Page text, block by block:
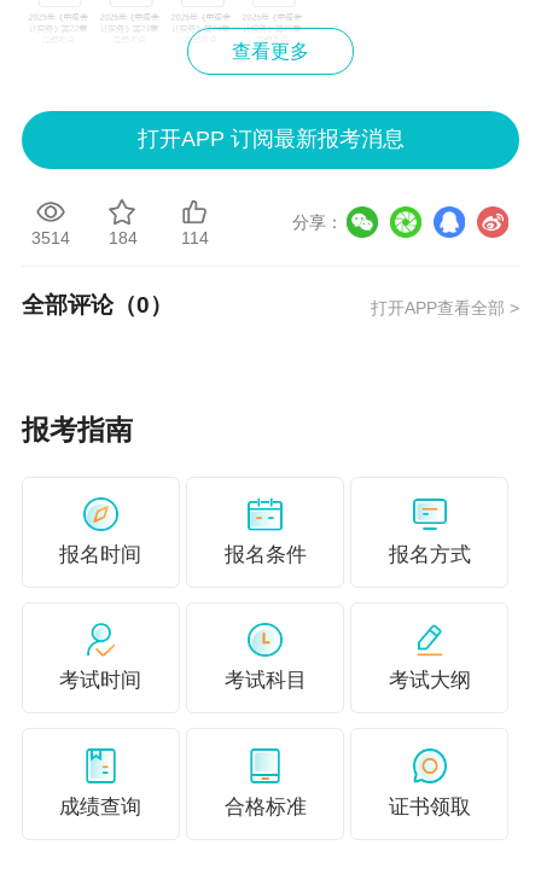
查看更多
打开APP 订阅最新报考消息
3514 184 114
分享：
全部评论（0） 打开APP查看全部 >
报考指南
报名时间 报名条件 报名方式
考试时间 考试科目 考试大纲
成绩查询 合格标准 证书领取